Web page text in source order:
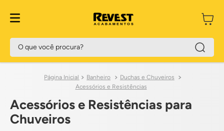
O que você procura?
Banheiro
Duchas e Chuveiros
Acessórios e Resistências
Acessórios e Resistências para
Chuveiros